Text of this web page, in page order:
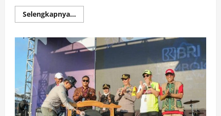
Selengkapnya...
more
Bupati
Ilham
:
Bangkitkan
Pariwisata
Lobar